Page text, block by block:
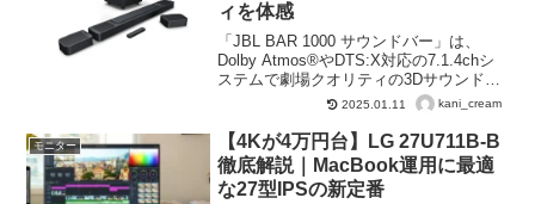
ィを体感
「JBL BAR 1000 サウンドバー」は、
Dolby Atmos®やDTS:X対応の7.1.4chシ
ステムで劇場クオリティの3Dサウンドを
実現。充電式ワイヤレススピーカーや大
口径サブウーファーでパワフルな音響体
験を提供します。Wi-Fi6対応やPureVoice
テクノロジーなど多彩な機能で、映画か
ら音楽まで高品質なリスニング環境を楽
しめます。
2025.01.11 kani_cream
モニター
【4Kが4万円台】LG 27U711B-B
徹底解説｜MacBook運用に最適
な27型IPSの新定番